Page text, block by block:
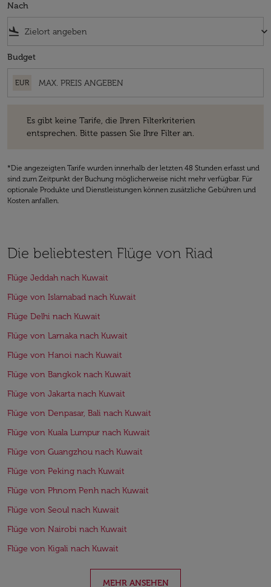
Nach
flight_land keyboard_arrow_down
Budget
EUR
Es gibt keine Tarife, die Ihren Filterkriterien
entsprechen. Bitte passen Sie Ihre Filter an.
*Die angezeigten Tarife wurden innerhalb der letzten 48 Stunden erfasst und
sind zum Zeitpunkt der Buchung möglicherweise nicht mehr verfügbar. Für
optionale Produkte und Dienstleistungen können zusätzliche Gebühren und
Kosten anfallen.
Die beliebtesten Flüge von Riad
Flüge Jeddah nach Kuwait
Flüge von Islamabad nach Kuwait
Flüge Delhi nach Kuwait
Flüge von Larnaka nach Kuwait
Flüge von Hanoi nach Kuwait
Flüge von Bangkok nach Kuwait
Flüge von Jakarta nach Kuwait
Flüge von Denpasar, Bali nach Kuwait
Flüge von Kuala Lumpur nach Kuwait
Flüge von Guangzhou nach Kuwait
Flüge von Peking nach Kuwait
Flüge von Phnom Penh nach Kuwait
Flüge von Seoul nach Kuwait
Flüge von Nairobi nach Kuwait
Flüge von Kigali nach Kuwait
MEHR ANSEHEN